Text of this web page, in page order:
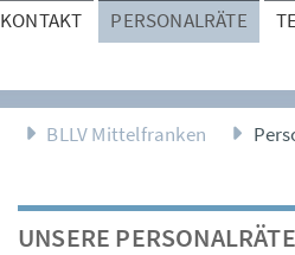
KONTAKT PERSONALRÄTE
BLLV Mittelfranken
UNSERE PERSONALRÄTE